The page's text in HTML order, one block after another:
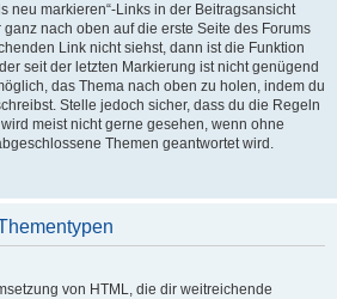
neu markieren“-Links in der Beitragsansicht
nach oben auf die erste Seite des Forums
Link nicht siehst, dann ist die Funktion
seit der letzten Markierung ist nicht genügend
das Thema nach oben zu holen, indem du
Stelle jedoch sicher, dass du die Regeln
meist nicht gerne gesehen, wenn ohne
Themen geantwortet wird.
von HTML, die dir weitreichende